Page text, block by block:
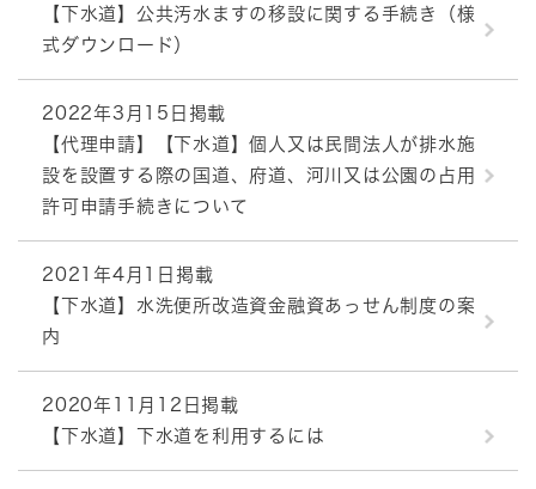
【下水道】公共汚水ますの移設に関する手続き（様
式ダウンロード）
2022年3月15日掲載
【代理申請】【下水道】個人又は民間法人が排水施
設を設置する際の国道、府道、河川又は公園の占用
許可申請手続きについて
2021年4月1日掲載
【下水道】水洗便所改造資金融資あっせん制度の案
内
2020年11月12日掲載
【下水道】下水道を利用するには